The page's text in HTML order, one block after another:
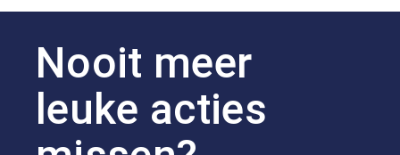
Nooit meer
leuke acties